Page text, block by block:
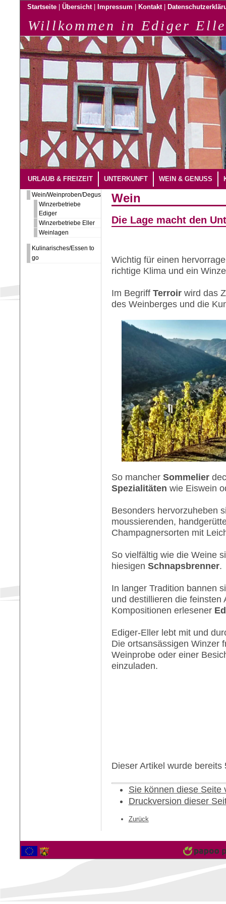
Startseite Übersicht Impressum Kontakt
Willkommen in Ediger
URLAUB & FREIZEIT UNTERKUNFT WEIN & GENUSS
Wein/Weinproben/Degustation
Winzerbetriebe
Ediger
Winzerbetriebe Eller
Weinlagen
Kulinarisches/Essen to
go
Wein
Die Lage macht den
Wichtig für einen
richtige Klima und ein
Im Begriff Terroir wird das
des Weinberges und die
So mancher Sommelier
Spezialitäten wie Eiswein
Besonders hervorzuheben
moussierenden,
Champagnersorten mit
So vielfältig wie die Weine
hiesigen Schnapsbrenner.
In langer Tradition bannen
und destillieren die feinsten
Kompositionen erlesener
Ediger-Eller lebt mit und
Die ortsansässigen Winzer
Weinprobe oder einer
einzuladen.
Dieser Artikel wurde
Sie können diese Seite
Druckversion dieser
Zurück